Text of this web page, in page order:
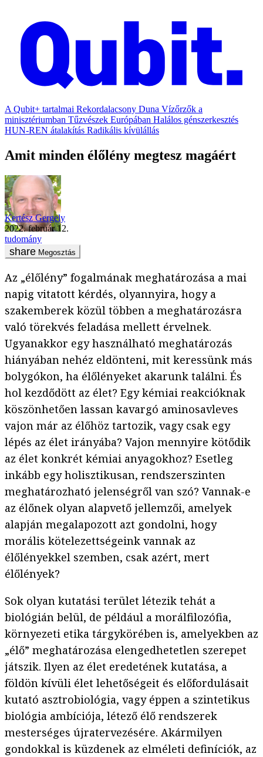
A Qubit+ tartalmai Rekordalacsony Duna Vízőrzők a
minisztériumban Tűzvészek Európában Halálos génszerkesztés
HUN-REN átalakítás Radikális kívülállás
Amit minden élőlény megtesz magáért
Kertész Gergely
2022. február 12.
tudomány
Megosztás
Az „élőlény” fogalmának meghatározása a mai
napig vitatott kérdés, olyannyira, hogy a
szakemberek közül többen a meghatározásra
való törekvés feladása mellett érvelnek.
Ugyanakkor egy használható meghatározás
hiányában nehéz eldönteni, mit keressünk más
bolygókon, ha élőlényeket akarunk találni. És
hol kezdődött az élet? Egy kémiai reakcióknak
köszönhetően lassan kavargó aminosavleves
vajon már az élőhöz tartozik, vagy csak egy
lépés az élet irányába? Vajon mennyire kötődik
az élet konkrét kémiai anyagokhoz? Esetleg
inkább egy holisztikusan, rendszerszinten
meghatározható jelenségről van szó? Vannak-e
az élőnek olyan alapvető jellemzői, amelyek
alapján megalapozott azt gondolni, hogy
morális kötelezettségeink vannak az
élőlényekkel szemben, csak azért, mert
élőlények?
Sok olyan kutatási terület létezik tehát a
biológián belül, de például a morálfilozófia,
környezeti etika tárgykörében is, amelyekben az
„élő” meghatározása elengedhetetlen szerepet
játszik. Ilyen az élet eredetének kutatása, a
földön kívüli élet lehetőségeit és előfordulásait
kutató asztrobiológia, vagy éppen a szintetikus
biológia ambíciója, létező élő rendszerek
mesterséges újratervezésére. Akármilyen
gondokkal is küzdenek az elméleti definíciók, az